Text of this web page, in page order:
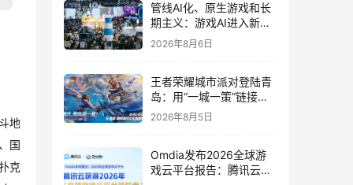
地
国
克
管线AI化、原生游戏和长
期主义：游戏AI进入新共
识时代
2026年8月6日
王者荣耀城市派对登陆青
岛：用“一城一策”链接海
洋场景，以双向奔赴带动
2026年8月5日
Omdia发布2026全球游
戏云平台报告：腾讯云连